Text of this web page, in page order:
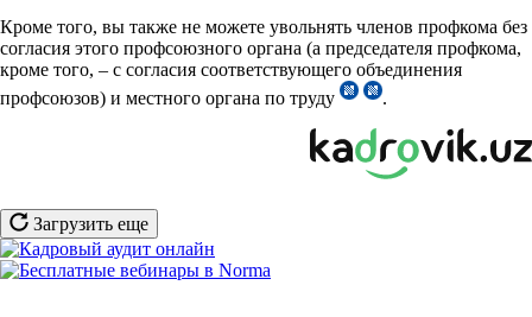
Кроме того, вы также не можете увольнять членов профкома без
согласия этого профсоюзного органа (а председателя профкома,
кроме того, – с согласия соответствующего объединения
профсоюзов) и местного органа по труду
.
Загрузить еще